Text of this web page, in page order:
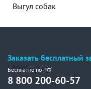
Выгул собак
Заказать бесплатный
Бесплатно по РФ
8 800 200-60-57